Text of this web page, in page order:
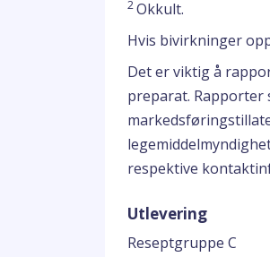
2Okkult.
Hvis bivirkninger
Det er viktig å
preparat. Rapporter
respektive
Utlevering
Reseptgruppe C